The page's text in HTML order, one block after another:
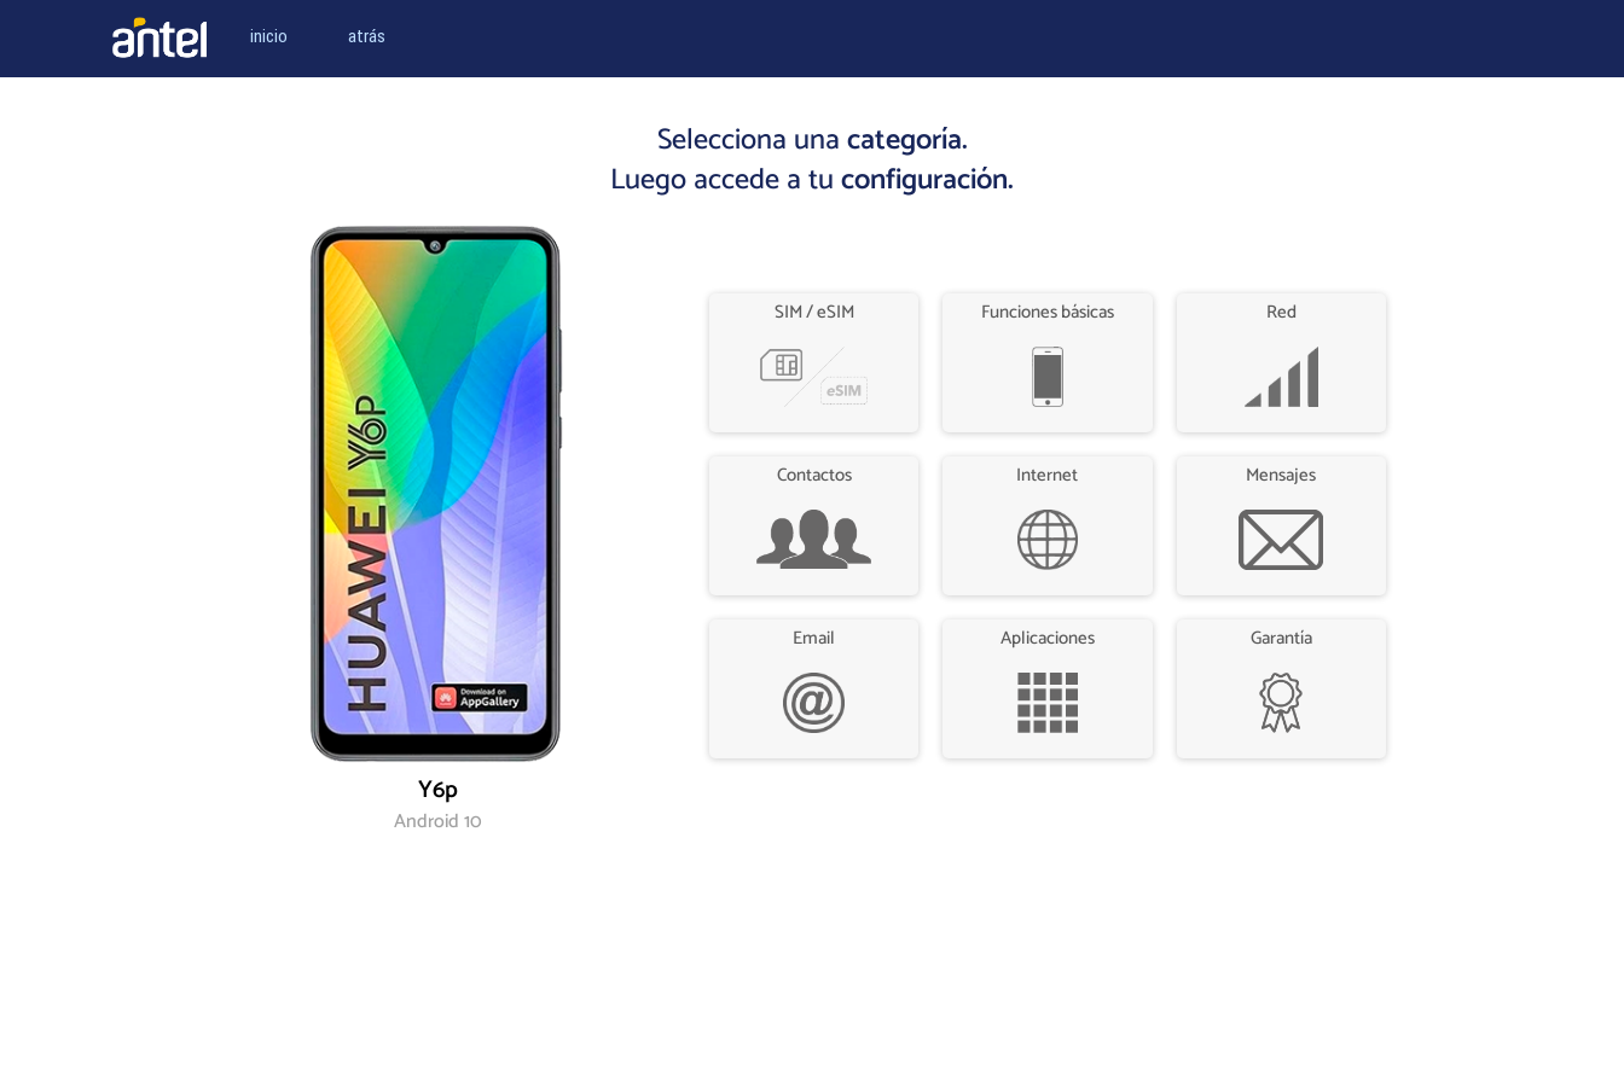
inicio atrás
Selecciona unacategoría.
Luego accede a tuconfiguración.
Y6p
Android 10
SIM / eSIM Funciones básicas Red
Contactos Internet Mensajes
Email Aplicaciones Garantía